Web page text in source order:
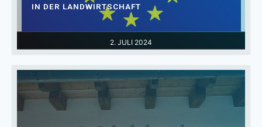
2. JULI 2024
IN DER LANDWIRTSCHAFT